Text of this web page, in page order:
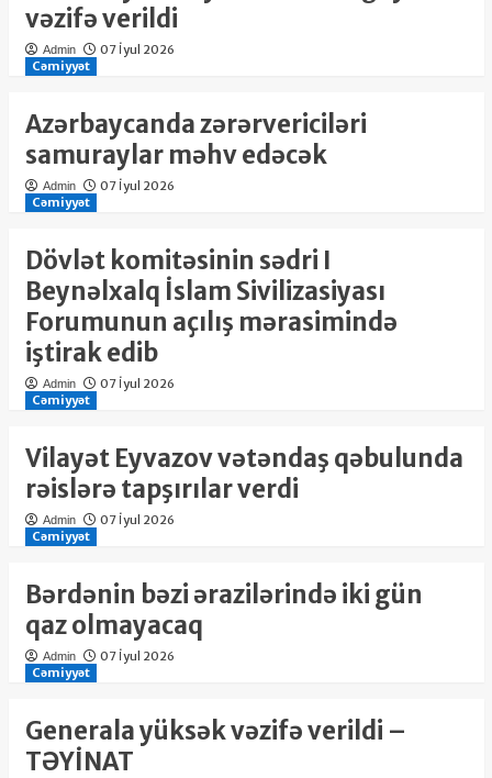
vəzifə verildi
Admin
07 İyul 2026
Cəmiyyət
Azərbaycanda zərərvericiləri
samuraylar məhv edəcək
Admin
07 İyul 2026
Cəmiyyət
Dövlət komitəsinin sədri I
Beynəlxalq İslam Sivilizasiyası
Forumunun açılış mərasimində
iştirak edib
Admin
07 İyul 2026
Cəmiyyət
Vilayət Eyvazov vətəndaş qəbulunda
rəislərə tapşırılar verdi
Admin
07 İyul 2026
Cəmiyyət
Bərdənin bəzi ərazilərində iki gün
qaz olmayacaq
Admin
07 İyul 2026
Cəmiyyət
Generala yüksək vəzifə verildi –
TƏYİNAT